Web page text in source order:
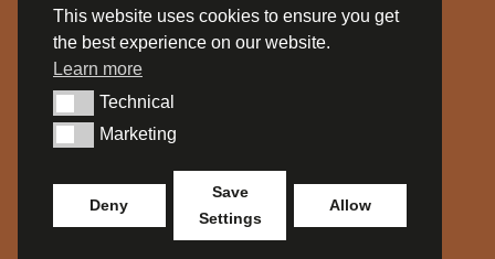
info@philtheknife.be
BE 0754.714.537
SOCIALS
This website uses cookies to ensure you get
the best experience on our website.
Learn more
TechnicalTechnical
MarketingMarketing
Deny
Save
Settings
Allow